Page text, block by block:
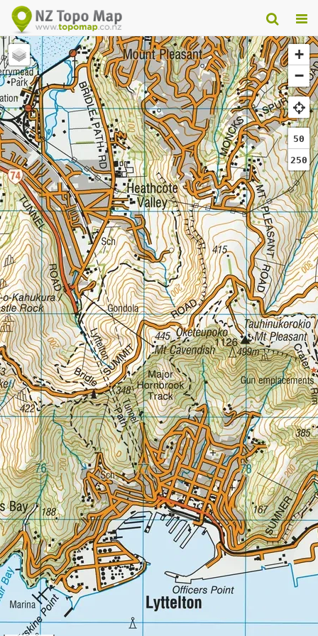
+
−
50
250